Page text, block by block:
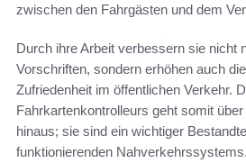
zwischen den Fahrgästen und dem
Durch ihre Arbeit verbessern sie nicht
Vorschriften, sondern erhöhen auch
Zufriedenheit im öffentlichen Verkehr.
Fahrkartenkontrolleurs geht somit
hinaus; sie sind ein wichtiger
funktionierenden Nahverkehrssystems.